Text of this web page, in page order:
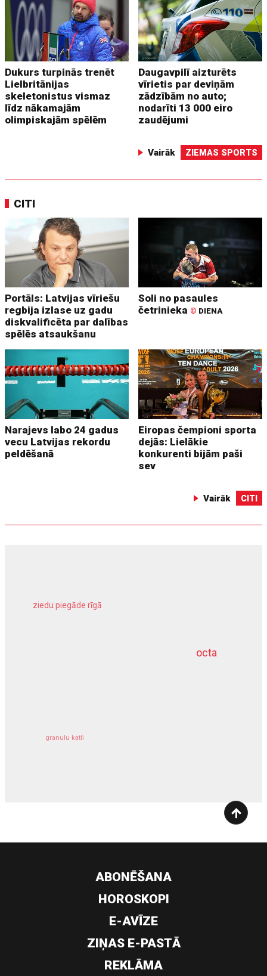
Dukurs turpinās trenēt
Lielbritānijas
skeletonistus vismaz
līdz nākamajām
olimpiskajām spēlēm
Daugavpilī aizturēts
vīrietis par deviņām
zādzībām no auto;
nodarīti 13 000 eiro
zaudējumi
Vairāk ZIEMAS SPORTS
CITI
Portāls: Latvijas vīriešu
regbija izlase uz gadu
diskvalificēta par dalības
spēlēs atsaukšanu
Soli no pasaules
četrinieka © DIENA
Narajevs labo 24 gadus
vecu Latvijas rekordu
peldēšanā
Eiropas čempioni sporta
dejās: Lielākie
konkurenti bijām paši
sev
Vairāk CITI
octa
ziedu piegāde rīgā
granulu katli
dziļurbums
ABONĒŠANA
HOROSKOPI
E-AVĪZE
ZIŅAS E-PASTĀ
REKLĀMA